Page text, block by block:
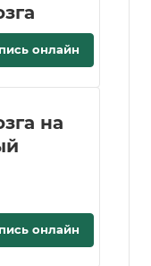
онлайн
на
онлайн